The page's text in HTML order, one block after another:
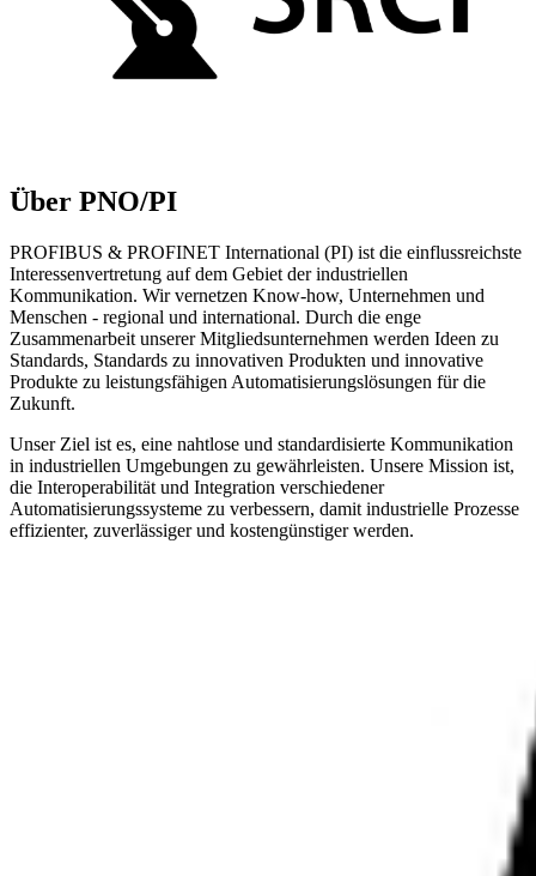
Über PNO/PI
PROFIBUS & PROFINET International (PI) ist die einflussreichste
Interessenvertretung auf dem Gebiet der industriellen
Kommunikation. Wir vernetzen Know-how, Unternehmen und
Menschen - regional und international. Durch die enge
Zusammenarbeit unserer Mitgliedsunternehmen werden Ideen zu
Standards, Standards zu innovativen Produkten und innovative
Produkte zu leistungsfähigen Automatisierungslösungen für die
Zukunft.
Unser Ziel ist es, eine nahtlose und standardisierte Kommunikation
in industriellen Umgebungen zu gewährleisten. Unsere Mission ist,
die Interoperabilität und Integration verschiedener
Automatisierungssysteme zu verbessern, damit industrielle Prozesse
effizienter, zuverlässiger und kostengünstiger werden.